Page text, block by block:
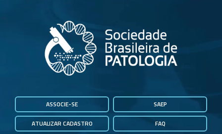
ASSOCIE-SE
ATUALIZAR CADASTRO
SAEP
FAQ